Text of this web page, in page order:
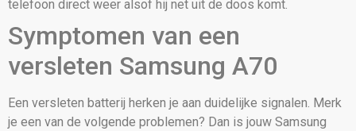
telefoon direct weer alsof hij net uit de doos komt.
Symptomen van een
versleten Samsung A70
Een versleten batterij herken je aan duidelijke signalen. Merk
je een van de volgende problemen? Dan is jouw Samsung